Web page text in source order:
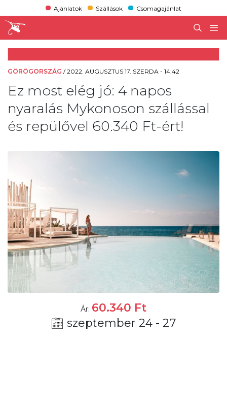
Ajánlatok Szállások Csomagajánlat
GÖRÖGORSZÁG /2022. AUGUSZTUS 17. SZERDA - 14:42
Ez most elég jó: 4 napos
nyaralás Mykonoson szállással
és repülővel 60.340 Ft-ért!
Ár: 60.340 Ft
szeptember 24 - 27